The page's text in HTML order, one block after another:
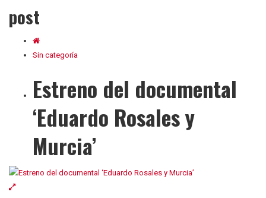
post
Sin categoría
Estreno del documental
‘Eduardo Rosales y
Murcia’